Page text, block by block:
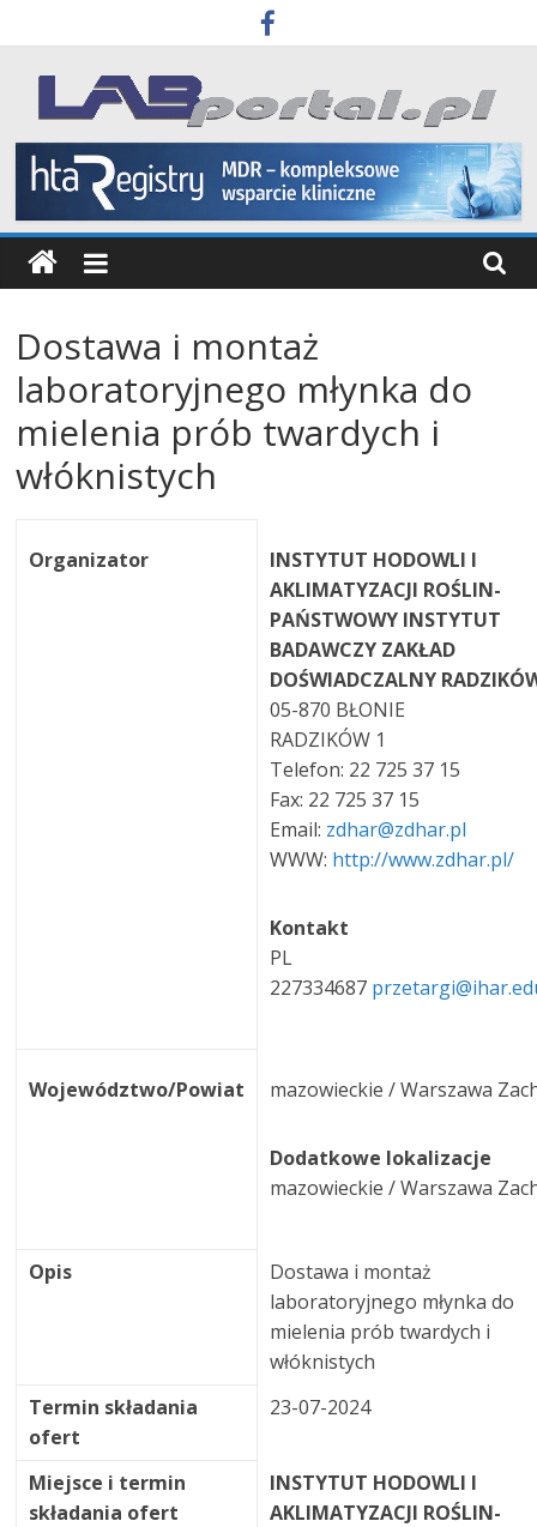
to
content
Labportal
Laboratoria
Aparatura
Badania
Dostawa i montaż
laboratoryjnego młynka do
mielenia prób twardych i
włóknistych
Organizator
INSTYTUT HODOWLI I
AKLIMATYZACJI ROŚLIN-
PAŃSTWOWY INSTYTUT
BADAWCZY ZAKŁAD
DOŚWIADCZALNY
05-870 BŁONIE
RADZIKÓW 1
Telefon: 22 725 37 15
Fax: 22 725 37 15
Email: zdhar@zdhar.pl
WWW: http://www.zdhar.pl/
Kontakt
PL
227334687
Województwo/Powiat mazowieckie / Warszawa
Dodatkowe lokalizacje
mazowieckie / Warszawa
Opis
Dostawa i montaż
laboratoryjnego młynka do
mielenia prób twardych i
włóknistych
Termin składania
ofert
23-07-2024
Miejsce i termin
składania ofert
INSTYTUT HODOWLI I
AKLIMATYZACJI ROŚLIN-